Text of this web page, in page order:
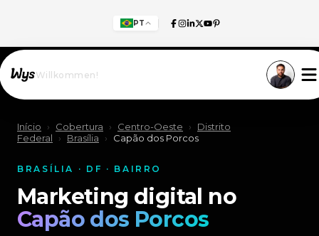
PT
Willkommen!
Início › Cobertura › Centro-Oeste ›
Distrito
Federal
› Brasília › Capão dos Porcos
BRASÍLIA · DF · BAIRRO
Marketing digital no
Capão dos Porcos